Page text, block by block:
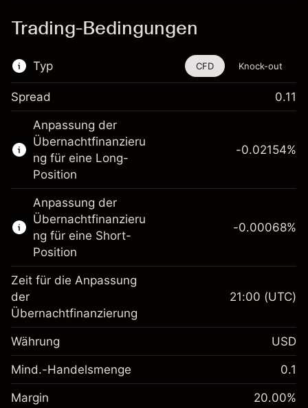
Trading-Bedingungen
Typ
Dieses Finanzinstrument steht für das Traden
über CFDs und Knock-outs zur Verfügung.
Erfahren Sie mehr über:
CFDs
Knock-outs
CFD Knock-out
Spread 0.11
Anpassung der
Übernachtfinanzieru
ng für eine Long-
Position
$1,000.00
Anpassung der
Übernachtfinanzierung
Gebühren aus
Positionswert
-0.02154
%
Positionsgröße mit Hebelwirkung
-0.02154%
Anpassung der
Übernachtfinanzieru
ng für eine Short-
Position
Margin. Ihre Investition
Anpassung der
-0.00068%
Zeit für die Anpassung
der
Übernachtfinanzierung
21:00 (UTC)
Währung USD
Mind.-Handelsmenge 0.1
Margin 20.00%